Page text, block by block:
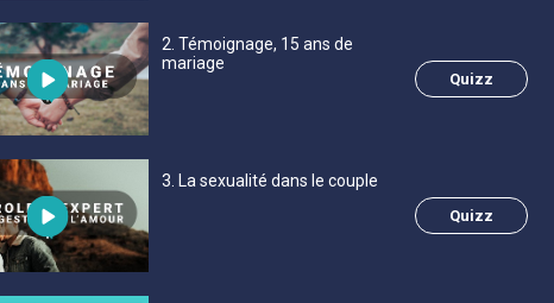
2 . Témoignage, 15 ans de
mariage
Quizz
3 . La sexualité dans le couple
Quizz